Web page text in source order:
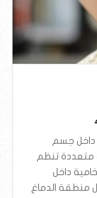
داخل جسم
متعددة تنظم
داخل
الدماغ